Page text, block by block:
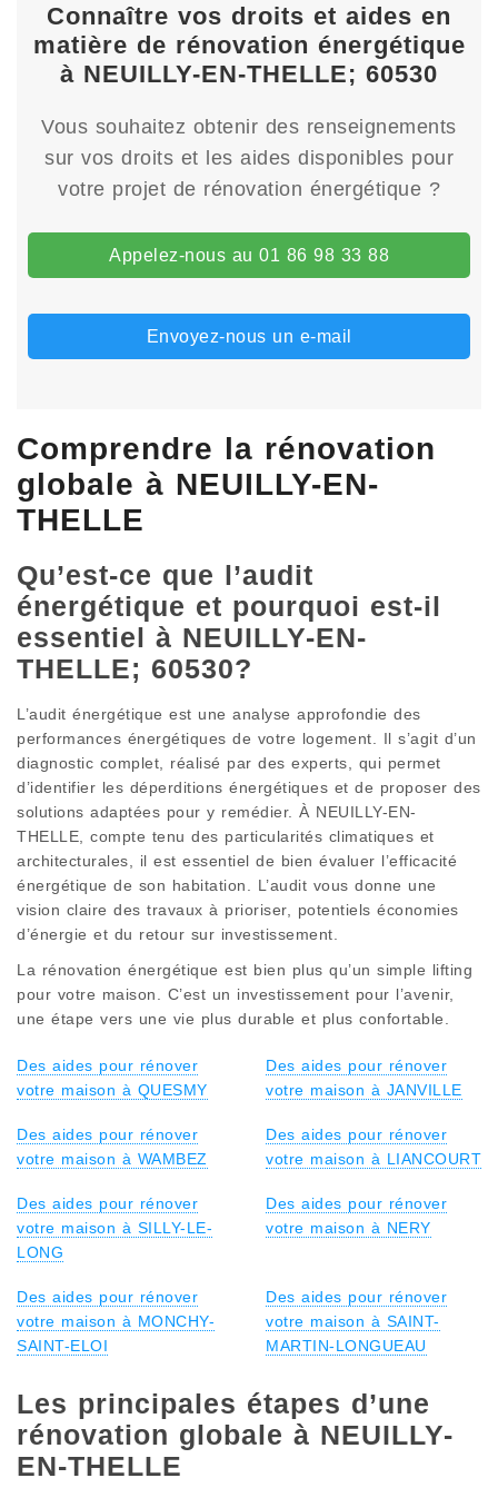
Connaître vos droits et aides en
matière de rénovation énergétique
à NEUILLY-EN-THELLE; 60530
Vous souhaitez obtenir des renseignements
sur vos droits et les aides disponibles pour
votre projet de rénovation énergétique ?
Appelez-nous au 01 86 98 33 88
Envoyez-nous un e-mail
Comprendre la rénovation
globale à NEUILLY-EN-
THELLE
Qu’est-ce que l’audit
énergétique et pourquoi est-il
essentiel à NEUILLY-EN-
THELLE; 60530?
L’audit énergétique est une analyse approfondie des
performances énergétiques de votre logement. Il s’agit d’un
diagnostic complet, réalisé par des experts, qui permet
d’identifier les déperditions énergétiques et de proposer des
solutions adaptées pour y remédier. À NEUILLY-EN-
THELLE, compte tenu des particularités climatiques et
architecturales, il est essentiel de bien évaluer l’efficacité
énergétique de son habitation. L’audit vous donne une
vision claire des travaux à prioriser, potentiels économies
d’énergie et du retour sur investissement.
La rénovation énergétique est bien plus qu’un simple lifting
pour votre maison. C’est un investissement pour l’avenir,
une étape vers une vie plus durable et plus confortable.
Des aides pour rénover
votre maison à QUESMY
Des aides pour rénover
votre maison à JANVILLE
Des aides pour rénover
votre maison à WAMBEZ
Des aides pour rénover
votre maison à LIANCOURT
Des aides pour rénover
votre maison à SILLY-LE-
LONG
Des aides pour rénover
votre maison à NERY
Des aides pour rénover
votre maison à MONCHY-
SAINT-ELOI
Des aides pour rénover
votre maison à SAINT-
MARTIN-LONGUEAU
Les principales étapes d’une
rénovation globale à NEUILLY-
EN-THELLE